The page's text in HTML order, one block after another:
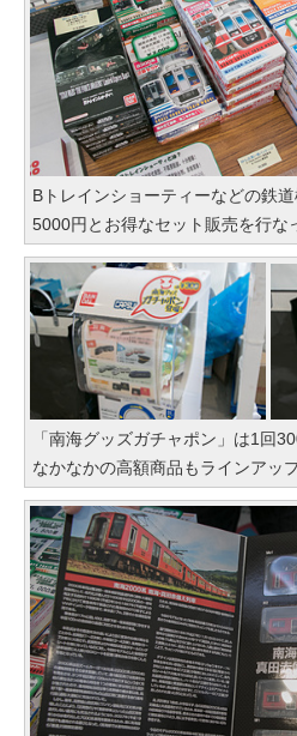
Bトレインショーティーなどの鉄
5000円とお得なセット販売を行な
「南海グッズガチャポン」は1回
なかなかの高額商品もラインアッ